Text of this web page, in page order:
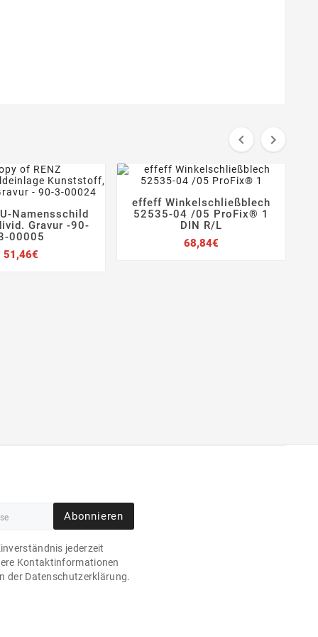
 
 
Namensschild
Gravur -90-
00005
51,46€
   
effeff Winkelschließblech
52535-04 /05 ProFix® 1
DIN R/L
68,84€
Abonnieren
jederzeit
Kontaktinformationen
der Datenschutzerklärung.